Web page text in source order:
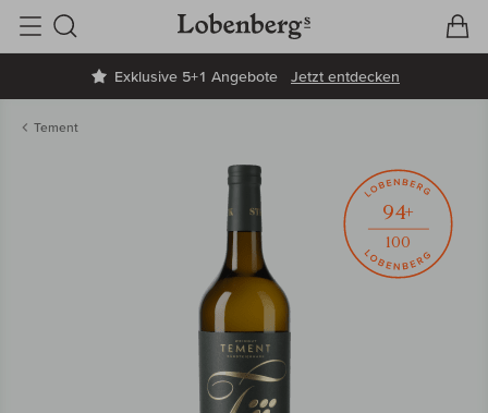
Exklusive 5+1 Angebote Jetzt entdecken
Suche
Tement
94+
100